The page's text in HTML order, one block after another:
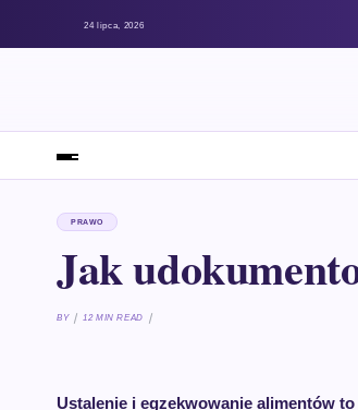
24 lipca, 2026
PRAWO
Jak
BY 12 MIN READ
Ustalenie i egzekwowanie alimentów